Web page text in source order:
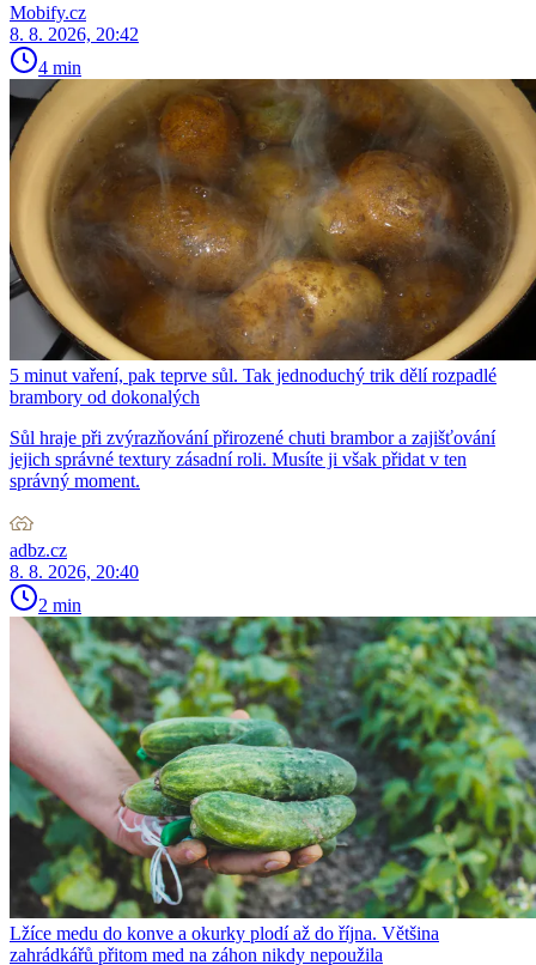
Mobify.cz
8. 8. 2026, 20:42
4 min
5 minut vaření, pak teprve sůl. Tak jednoduchý trik dělí rozpadlé
brambory od dokonalých
Sůl hraje při zvýrazňování přirozené chuti brambor a zajišťování
jejich správné textury zásadní roli. Musíte ji však přidat v ten
správný moment.
adbz.cz
8. 8. 2026, 20:40
2 min
Lžíce medu do konve a okurky plodí až do října. Většina
zahrádkářů přitom med na záhon nikdy nepoužila